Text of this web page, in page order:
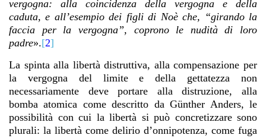
vergogna: alla coincidenza della vergogna e della
caduta, e all’esempio dei figli di Noè che, “girando la
faccia per la vergogna”, coprono le nudità di loro
padre».[2]
La spinta alla libertà distruttiva, alla compensazione per
la vergogna del limite e della gettatezza non
necessariamente deve portare alla distruzione, alla
bomba atomica come descritto da Günther Anders, le
possibilità con cui la libertà si può concretizzare sono
plurali: la libertà come delirio d’onnipotenza, come fuga